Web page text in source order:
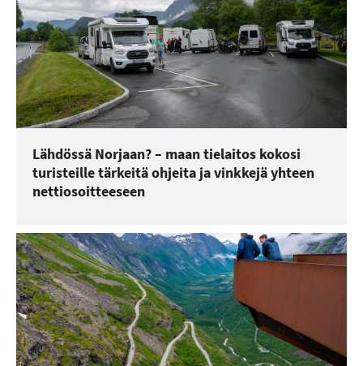
Lähdössä Norjaan? – maan tielaitos kokosi
turisteille tärkeitä ohjeita ja vinkkejä yhteen
nettiosoitteeseen